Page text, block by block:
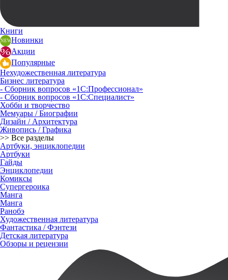
Книги
Новинки
Акции
Популярные
Нехудожественная литература
Бизнес литература
- Сборник вопросов «1С:Профессионал»
- Сборник вопросов «1С:Специалист»
Хобби и творчество
Мемуары / Биографии
Дизайн / Архитектура
Живопись / Графика
>> Все разделы
Артбуки, энциклопедии
Артбуки
Гайды
Энциклопедии
Комиксы
Супергероика
Манга
Манга
Ранобэ
Художественная литература
Фантастика / Фэнтези
Детская литература
Обзоры и рецензии